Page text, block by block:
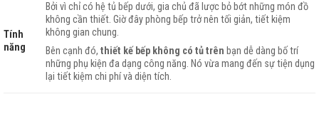
Tính
năng
Bởi vì chỉ có hệ tủ bếp dưới, gia chủ đã lược bỏ bớt những món đồ
không cần thiết. Giờ đây phòng bếp trở nên tối giản, tiết kiệm
không gian chung.
Bên cạnh đó,thiết kế bếp không có tủ trên bạn dễ dàng bố trí
những phụ kiện đa dạng công năng. Nó vừa mang đến sự tiện dụng
lại tiết kiệm chi phí và diện tích.